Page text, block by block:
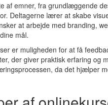
af emner, fra grundlæggende
Deltagerne lærer at skabe
at arbejde med branding,
mål.
er muligheden for at få
der giver praktisk erfaring og
da det hjælper